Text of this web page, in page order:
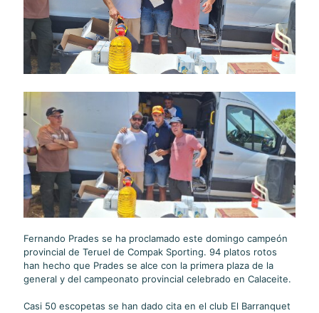
Fernando Prades se ha proclamado este domingo campeón
provincial de Teruel de Compak Sporting. 94 platos rotos
han hecho que Prades se alce con la primera plaza de la
general y del campeonato provincial celebrado en Calaceite.
Casi 50 escopetas se han dado cita en el club El Barranquet